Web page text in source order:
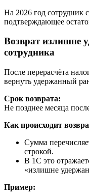
На 2026 год сотрудник
подтверждающее
Возврат излишне
сотрудника
После перерасчёта
вернуть удержанный
Срок возврата:
Не позднее месяца
Как происходит
Сумма
строкой.
В 1С это
«излишне
Пример: